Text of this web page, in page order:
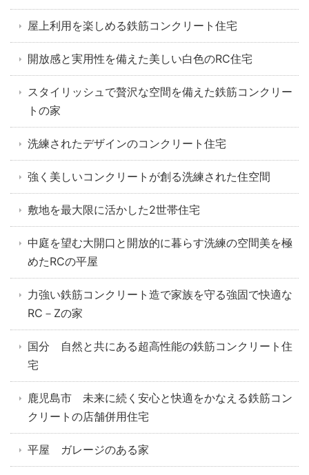
屋上利用を楽しめる鉄筋コンクリート住宅
開放感と実用性を備えた美しい白色のRC住宅
スタイリッシュで贅沢な空間を備えた鉄筋コンクリー
トの家
洗練されたデザインのコンクリート住宅
強く美しいコンクリートが創る洗練された住空間
敷地を最大限に活かした2世帯住宅
中庭を望む大開口と開放的に暮らす洗練の空間美を極
めたRCの平屋
力強い鉄筋コンクリート造で家族を守る強固で快適な
RC－Zの家
国分 自然と共にある超高性能の鉄筋コンクリート住
宅
鹿児島市 未来に続く安心と快適をかなえる鉄筋コン
クリートの店舗併用住宅
平屋 ガレージのある家